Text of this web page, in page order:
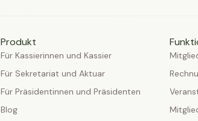
Produkt
Für Kassierinnen und Kassier
Für Sekretariat und Aktuar
Für Präsidentinnen und Präsidenten
Blog